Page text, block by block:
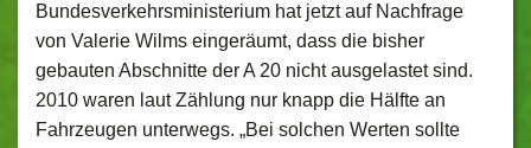
Bundesverkehrsministerium hat jetzt auf Nachfrage
von Valerie Wilms eingeräumt, dass die bisher
gebauten Abschnitte der A 20 nicht ausgelastet sind.
2010 waren laut Zählung nur knapp die Hälfte an
Fahrzeugen unterwegs. „Bei solchen Werten sollte